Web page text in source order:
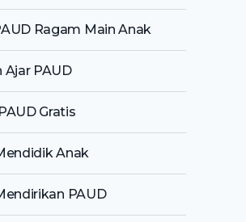
Ragam Main Anak
Ajar PAUD
Gratis
Anak
PAUD